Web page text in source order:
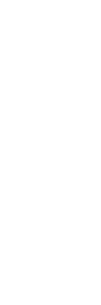
ではありません
内＆設定した発送日数内に発送してい
に発送しています